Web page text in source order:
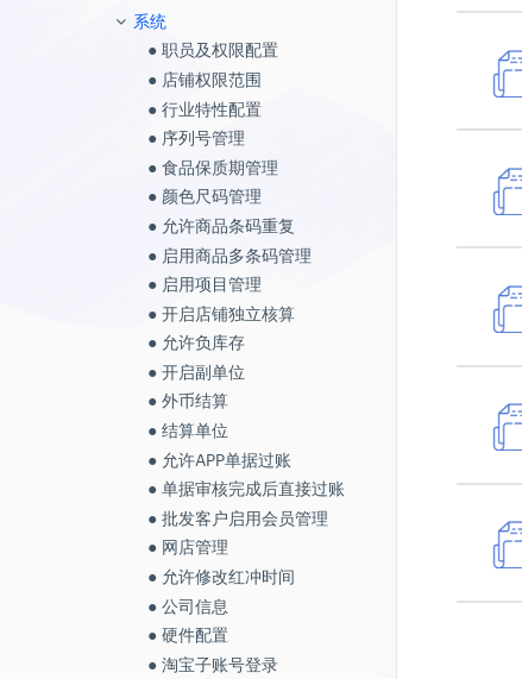
● 商品属性值管理
● 销售订单——订金结算
● 销售出库单——录单配置
● 销售/进货业务——优惠分摊
● 销售出库单
● 销售订单管理
● 新增销售订单
● 汇总备货
● 其他出入库单
● 调价单
● 生产组装单
● 调拨单
● 预付款单
● 费用单
● 其他收入单
● 提现/存现/转账
● 会计凭证
● 调账
● 提成方案管理
● 在线支付管理
● 交班记录查询
● 销售明细表
● 销售优惠统计
● 地区销售统计
● 畅销商品表
● 滞销商品表
● 赠品销售统计
● 部门销售波动分析表
● 地区销售波动分析表
● 仓库销售排行榜
● 部门销售排行榜
● 职员销售排行榜
● 进销存日报表
● 库存商品明细表
● 库存批次明细表
● 报损单统计
● 报溢单统计
● 调拨单统计
● 拆装单统计
● 其他入库单统计
● 其他出库单统计
● 内部领用单统计
● 调拨在途库存表
● 库存周转率
● 库存积压统计
● 商品保质期报警查询
● 商品库龄报表
● 批次号跟踪
● 成本批次明细表
往来单位业务分析
● 单位进货统计
● 单位进货/退货统计
● 单位销售/退货统计
● 收付款账户明细查询
● 往来单位回款统计
● 往来单位费用分布
● 往来单位业务统计
部门职员业务分析
● 职员费用分布
● 部门业务统计
● 职员应收应付
● 业务员业务统计
● 制单人收付款统计
● 人员核算业务统计
财务报表
● 经营报告
● 经营日报
● 利润表
● 资产负债表
● 待摊费用查询
● 按单结算查询
● 查看未结算完成的收/付款
单
● 老板表
● 超期应付、应收款统计
● 往来单位汇总余额表
● 会员分门店管理
● 门店管理
● 物流公司
● 地区管理
● 常用说明
● 币种管理
● 维修登记
● 开启副单位
● 外币结算
● 结算单位
● 允许APP单据过账
● 单据审核完成后直接过账
●批发客户启用会员管理
● 系统重建
● 基本信息授权
● 自定义常用菜单
● 单据审核设置
● 产品操作日志
● 基础资料配置
● 单据格式配置
● 单据打印次数配置
● 单据编号自定义设置
● 自定义菜单
● 短信充值
● 短信账户设置
● 进阶操作-如何完成商品自动
绑定
● 如何完成生产组装
● 如何批量修改商品信息和SKU
● 如何完成赠品规则的设置
● 如何完成二次分拣
● 如何完成拼多多面单的设置
● 如何完成菜鸟面单的设置
● 如何设计销售出库单（高级样
式）
● 如何设计销售出库单（基本样
式）
● 库存同步如何设置？
● 怎么设置条码和打印
● 负库存如何开启以及效果
● 如何开启店铺独立核算
● 怎么添加并登陆职员账号？
● 单号同步失败怎么办？
● 已发货的订单怎么修改订单
● 发货前部分订单退款怎么办
● 代发订单怎么管理？
● 怎么刷单？
● 交易状态和处理状态的区别
● 只扣库存不打单怎么办？
● 怎么完成售中处理
● 订单提醒的处理方式？
● 怎么修改订单信息？
● 商品对应出现叹号怎么办？
● 线下订单怎么创建到系统里发
货？
● 如何快速搜索，找到订单？
● 怎么核对网店的订单？
● 订单合并拆分怎么处理？
● 如何让订单自动选择仓库？
● 怎么让订单自动选择物流公
司？
● 套餐绑定需要注意什么？
● 新品上架如何处理？
● 期初库存导入后如何修改
● 订单主表没有商品明细怎么
办？
单）
● 库存盘点
● 自有仓库调拨
● 元气经销商换货调拨
● 阿里巴巴
● 1688一体化功能——开通流程
● 快手
● 凡科商城
● 拼多多
● 京东
● 京东自营
● 京东FBP
● 京东自营—供应商系统对接
● 有赞微商城
● 有赞零售
● 抖音/放心购
● 群接龙
● 得物
● 小鹅拼拼
● 微信小商店
● 唯商城
● 苏宁易购
● 苏宁乐拼购
● 唯品会
● 唯品会JIT
● 唯品会JITX
● 唯品会MP
● 商品分类
● 设置商品所属供应商
● 商品图片管理
● SKU管理
● 商品套餐管理
● 组合销售套餐
● 3C搭售包套餐
● 商品合并
● 商品属性值设置
● 商品属性值管理
● 商品物价管理
● 往来单位价格折扣跟踪
● 价格控制
● 设置开单带出价格
● 询价管理
● 询价单
● 受托收货单
● 受托退货单
● 受托结算单
● 受托库存查询
● 截停策略
● 简化流程—订单处理
● 自定义流程—订单审核
● 自定义流程—订单打印
● 混合打印
● 自定义流程—扫描验货
● 自定义流程—整单验货
● 自定义流程—按货找单
● 自定义流程—批量验货
● 自定义流程—称重
● 自定义流程—发货
● 自定义流程—随机配货
● 自定义流程—指定配货
● 淘宝/京东收货地址修改可同
步
● 提交策略配置
● 自动创建打印批次
● 订单拆分
● 订单合并
● 菜鸟智能发货
● 快速打印物流单
● 订单查询
● 售后管理
● 销售订单——订金结算
● 销售退货单
● 销售换货单
● 收款单
● 零售开单
● 零售退货
● 促销管理
● 促销管理—规则说明
● 物价管理
● 价格折扣跟踪
● 委托发货单
● 委托退货单
● 委托调价单
● 委托结算单
● 委托库存查询
● 销售计划管理
● 销售时段划分
● 商品销售计划
● 客户销售计划
● 职员销售计划
● 部门销售计划
● 地区销售计划
● 销售费用
● 报溢单
● 调拨单
● 调价单
● 生产组装单
● 其他出/入库单
● 内部领用单
● 领用退回单
● 库存盘点
● 盘点截止时间
● 合并盘点/重新盘点
● 批量库存报警
● 商品单个报警
● 负库存报警
● 汇总备货
● 委外加工领料单
● 委外加工退料单
● 委外加工入库单
● 委外加工库存查询
● 委外加工商品查询
● 委外完工商品查询
● 智能补货计划
● 安全库存预警
● 预付款单
● 费用单
● 其他收入单
● 提现/存现/转账
● 会计凭证
● 调账
● 固定资产折旧
● 固定资产变卖
● 固定资产购置
● 固定资产设置
● 月结存
● 年结存信息表
● 年结存常见问题
● 年结存的操作步骤
● 年结存的概念及意义
● 待摊费用摊销
● 待摊费用发生
● 职员销售提成
● 提成方案管理
● 单据开票查询
● 商品开票查询
● 销售开票管理
● 进货开票管理
● 进货明细表
● 商品进货/退货统计
● 进货订单统计
● 赠品销售统计
● 滞销商品表
● 畅销商品表
● 地区销售统计
● 销售优惠统计
● 销售明细表
● 销售月报表
● 销售年报表
● 销售毛利统计
● 套餐销售明细
● 商品销售/退货分析
● 商品销售统计
● 销售订单统计
● 宝贝销售统计
● 智能物流平台
● 物流分析报告
● 售后明细统计
● 仓库操作员绩效
● 物流费用统计
● 仓库作业看板
● 存货仓库
● 仓库货位
● 费用支出
● 门店管理
● 物流公司
● 添加会员卡
● 会员消费
● 会员积分
● 会员充值
● 添加会员
● 地区管理
● 常用说明
● 电商平台仓
● 币种管理
● 维修登记
● 往来单位分类
● 粉丝中心
● 黑名单
系统
● 职员及权限配置
● 店铺权限范围
● 行业特性配置
● 序列号管理
● 食品保质期管理
● 颜色尺码管理
● 允许商品条码重复
● 启用商品多条码管理
● 启用项目管理
● 开启店铺独立核算
● 允许负库存
● 开启副单位
● 外币结算
● 结算单位
● 允许APP单据过账
● 单据审核完成后直接过账
● 批发客户启用会员管理
● 网店管理
● 允许修改红冲时间
● 公司信息
● 硬件配置
● 淘宝子账号登录